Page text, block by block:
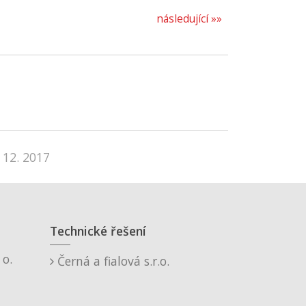
následující »»
2017
Technické řešení
Černá a fialová s.r.o.